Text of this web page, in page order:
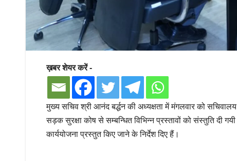
ख़बर शेयर करें -
मुख्य सचिव श्री आनंद बर्द्धन की अध्यक्षता में मंगलवार को
सड़क सुरक्षा कोष से सम्बन्धित विभिन्न प्रस्तावों को संस्तुति दी
कार्ययोजना प्रस्तुत किए जाने के निर्देश दिए हैं।